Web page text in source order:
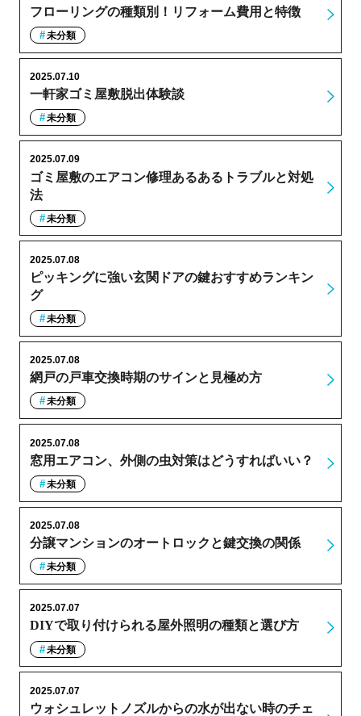
フローリングの種類別！リフォーム費用と特徴
未分類
一軒家ゴミ屋敷脱出体験談
2025.07.10
未分類
ゴミ屋敷のエアコン修理あるあるトラブルと対処
法
2025.07.09
未分類
ピッキングに強い玄関ドアの鍵おすすめランキン
グ
2025.07.08
未分類
網戸の戸車交換時期のサインと見極め方
2025.07.08
未分類
窓用エアコン、外側の虫対策はどうすればいい？
2025.07.08
未分類
分譲マンションのオートロックと鍵交換の関係
2025.07.08
未分類
DIYで取り付けられる屋外照明の種類と選び方
2025.07.07
未分類
ウォシュレットノズルからの水が出ない時のチェ
2025.07.07